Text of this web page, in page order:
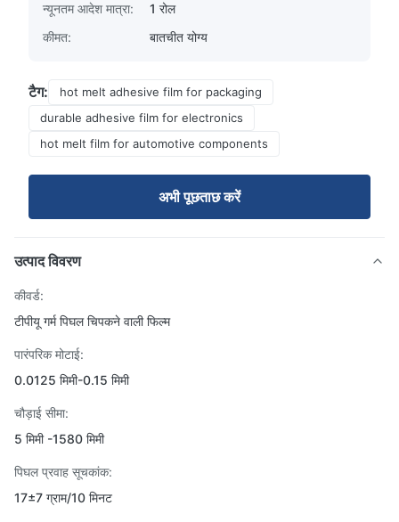
न्यूनतम आदेश मात्रा:
1 रोल
कीमत:
बातचीत योग्य
टैग:
hot melt adhesive film for packaging
durable adhesive film for electronics
hot melt film for automotive components
अभी पूछताछ करें
उत्पाद विवरण
कीवर्ड:
टीपीयू गर्म पिघल चिपकने वाली फिल्म
पारंपरिक मोटाई:
0.0125 मिमी-0.15 मिमी
चौड़ाई सीमा:
5 मिमी -1580 मिमी
पिघल प्रवाह सूचकांक:
17±7 ग्राम/10 मिनट